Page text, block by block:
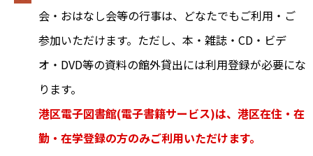
会・おはなし会等の行事は、どなたでもご利用・ご
参加いただけます。ただし、本・雑誌・CD・ビデ
オ・DVD等の資料の館外貸出には利用登録が必要にな
ります。
港区電子図書館(電子書籍サービス)は、港区在住・在
勤・在学登録の方のみご利用いただけます。